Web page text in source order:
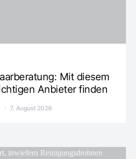
Mit diesem
Anbieter finden
7. August 2026